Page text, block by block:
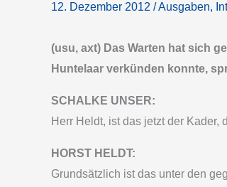
12. Dezember 2012 /Ausgaben,
(usu, axt) Das Warten hat sich
Huntelaar verkünden konnte,
SCHALKE UNSER:
Herr Heldt, ist das jetzt der
HORST HELDT:
Grundsätzlich ist das unter den